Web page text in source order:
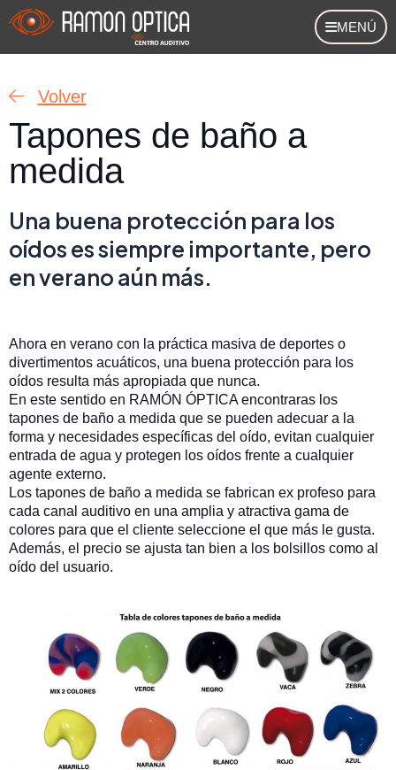
contenido
MENÚ
Volver
Tapones de baño a
medida
Una buena protección para los
oídos es siempre importante, pero
en verano aún más.
Ahora en verano con la práctica masiva de deportes o
divertimentos acuáticos, una buena protección para los
oídos resulta más apropiada que nunca.
En este sentido en RAMÓN ÓPTICA encontraras los
tapones de baño a medida que se pueden adecuar a la
forma y necesidades específicas del oído, evitan cualquier
entrada de agua y protegen los oídos frente a cualquier
agente externo.
Los tapones de baño a medida se fabrican ex profeso para
cada canal auditivo en una amplia y atractiva gama de
colores para que el cliente seleccione el que más le gusta.
Además, el precio se ajusta tan bien a los bolsillos como al
oído del usuario.